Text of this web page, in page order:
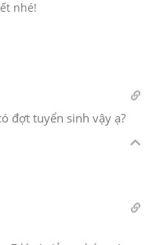
nhé!
đợt tuyển sinh vậy ạ?